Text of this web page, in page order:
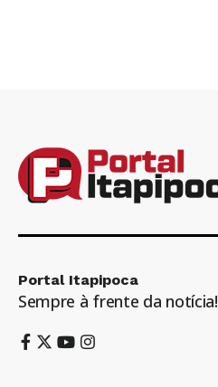
Portal Itapipoca
Sempre à frente da notícia!